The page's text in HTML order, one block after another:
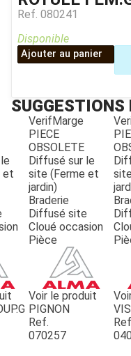
Ref. 080241
Disponible
Ajouter au panier
SUGGESTIONS
et
VerifMarge
PIECE
OBSOLETE
Diffusé sur le
site (Ferme et
jardin)
Braderie
Diffusé site
Cloué occasion
Pièce
Voir le produit
PIGNON
Ref.
070257